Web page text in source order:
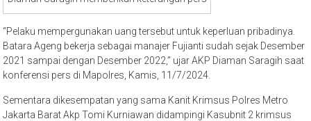
“Pelaku mempergunakan uang tersebut untuk keperluan pribadinya.
Batara Ageng bekerja sebagai manajer Fujianti sudah sejak Desember
2021 sampai dengan Desember 2022,” ujar AKP Diaman Saragih saat
konferensi pers di Mapolres, Kamis, 11/7/2024.
Sementara dikesempatan yang sama Kanit Krimsus Polres Metro
Jakarta Barat Akp Tomi Kurniawan didampingi Kasubnit 2 krimsus